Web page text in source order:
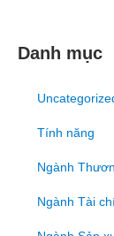
Danh mục
Tính năng
Ngành
Ngành Tài